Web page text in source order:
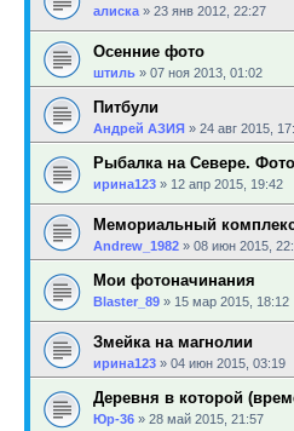
алиска » 23 янв 2012, 22:27
Осенние фото
штиль » 07 ноя 2013, 01:02
Питбули
Андрей АЗИЯ » 24 авг 2015,
Рыбалка на Севере.
ирина123 » 12 апр 2015, 19:42
Мемориальный
Andrew_1982 » 08 июн 2015,
Мои фотоначинания
Blaster_89 » 15 мар 2015, 18:12
Змейка на магнолии
ирина123 » 04 июн 2015, 03:19
Деревня в которой
Юр-36 » 28 май 2015, 21:57